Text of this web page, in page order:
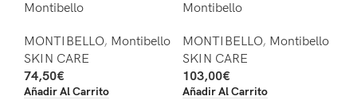
Montibello
MONTIBELLO, Montibello
SKIN CARE
74,50€
Añadir Al Carrito
Montibello
MONTIBELLO, Montibello
SKIN CARE
103,00€
Añadir Al Carrito